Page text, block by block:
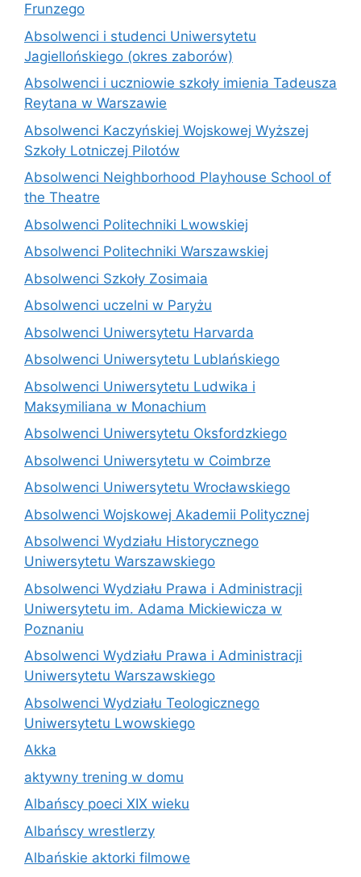
Frunzego
Absolwenci i studenci Uniwersytetu
Jagiellońskiego (okres zaborów)
Absolwenci i uczniowie szkoły imienia Tadeusza
Reytana w Warszawie
Absolwenci Kaczyńskiej Wojskowej Wyższej
Szkoły Lotniczej Pilotów
Absolwenci Neighborhood Playhouse School of
the Theatre
Absolwenci Politechniki Lwowskiej
Absolwenci Politechniki Warszawskiej
Absolwenci Szkoły Zosimaia
Absolwenci uczelni w Paryżu
Absolwenci Uniwersytetu Harvarda
Absolwenci Uniwersytetu Lublańskiego
Absolwenci Uniwersytetu Ludwika i
Maksymiliana w Monachium
Absolwenci Uniwersytetu Oksfordzkiego
Absolwenci Uniwersytetu w Coimbrze
Absolwenci Uniwersytetu Wrocławskiego
Absolwenci Wojskowej Akademii Politycznej
Absolwenci Wydziału Historycznego
Uniwersytetu Warszawskiego
Absolwenci Wydziału Prawa i Administracji
Uniwersytetu im. Adama Mickiewicza w
Poznaniu
Absolwenci Wydziału Prawa i Administracji
Uniwersytetu Warszawskiego
Absolwenci Wydziału Teologicznego
Uniwersytetu Lwowskiego
Akka
aktywny trening w domu
Albańscy poeci XIX wieku
Albańscy wrestlerzy
Albańskie aktorki filmowe